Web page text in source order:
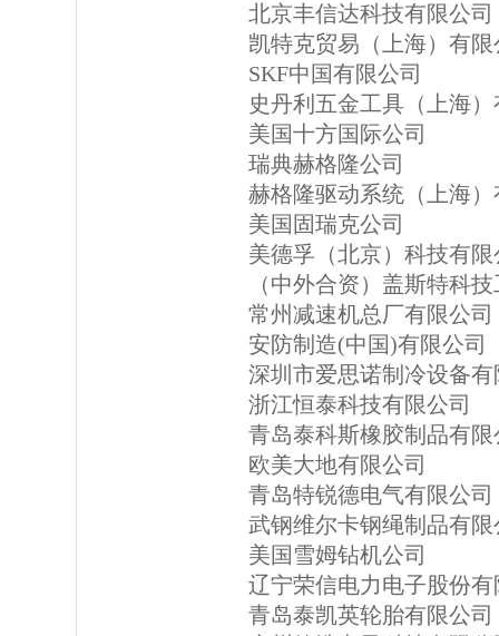
北京丰信达科技有限公司
凯特克贸易（上海）有限
SKF中国有限公司
史丹利五金工具（上海
美国十方国际公司
瑞典赫格隆公司
赫格隆驱动系统（上海
美国固瑞克公司
美德孚（北京）科技有限
（中外合资）盖斯特科
常州减速机总厂有限公司
安防制造(中国)有限公司
深圳市爱思诺制冷设备有
浙江恒泰科技有限公司
青岛泰科斯橡胶制品有限
欧美大地有限公司
青岛特锐德电气有限公司
武钢维尔卡钢绳制品有限
美国雪姆钻机公司
辽宁荣信电力电子股份有
青岛泰凯英轮胎有限公司